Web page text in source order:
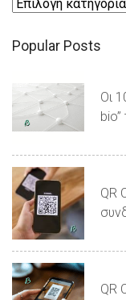
Popular Posts
Οι
bio”
QR
QR